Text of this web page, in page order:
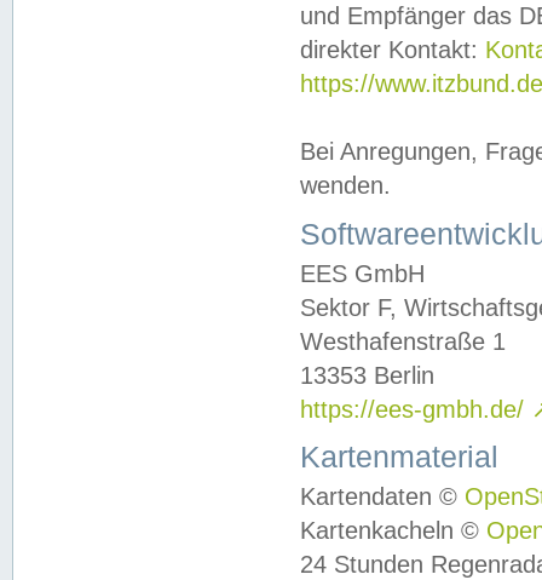
und Empfänger das
direkter Kontakt:
https://
Bei Anregungen,
wenden.
EES GmbH
Sektor F,
Westhafenstraße 1
13353 Berlin
https://ees-gmbh.de/
Kartenmaterial
Kartendaten ©
Kartenkacheln ©
24 Stunden